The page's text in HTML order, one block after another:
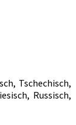
Tschechisch,
Russisch,